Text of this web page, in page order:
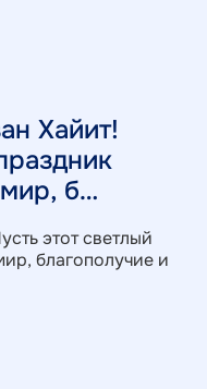
Хайит!
б…
этот светлый
благополучие и